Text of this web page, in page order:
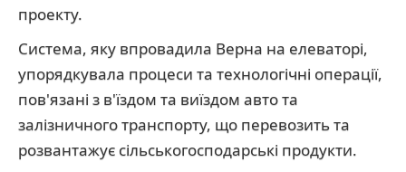
проекту.
Система, яку впровадила Верна на елеваторі,
упорядкувала процеси та технологічні операції,
пов'язані з в'їздом та виїздом авто та
залізничного транспорту, що перевозить та
розвантажує сільськогосподарські продукти.